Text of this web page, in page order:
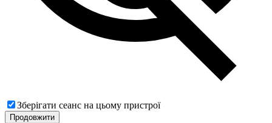
Зберігати сеанс на цьому пристрої
Продовжити